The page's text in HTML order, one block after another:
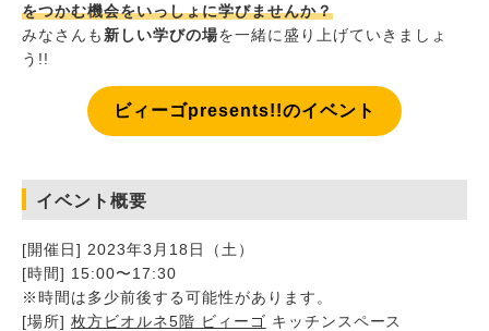
をつかむ機会をいっしょに学びませんか？
みなさんも 新しい学びの場を一緒に盛り上げていきましょ
う!!
ビィーゴpresents!!のイベント
イベント概要
[開催日] 2023年3月18日（土）
[時間] 15:00〜17:30
※時間は多少前後する可能性があります。
[場所] 枚方ビオルネ5階 ビィーゴ キッチンスペース